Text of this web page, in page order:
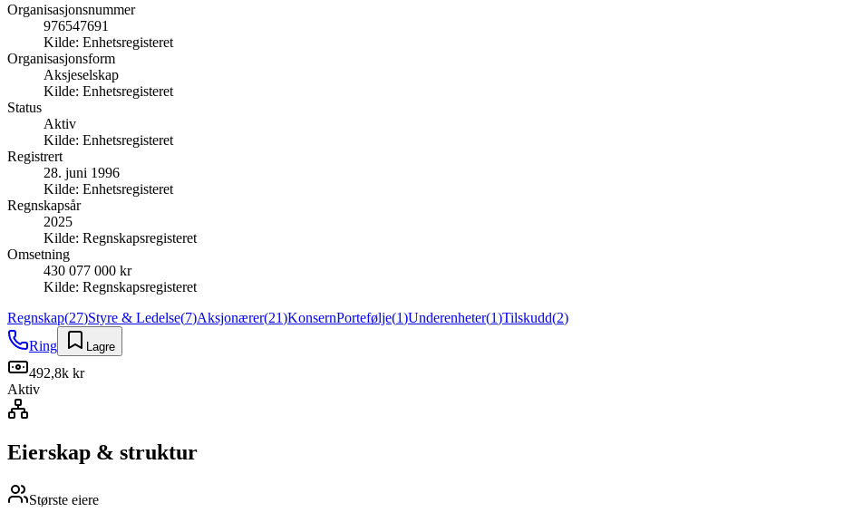
Organisasjonsnummer
976547691
Kilde: Enhetsregisteret
Organisasjonsform
Aksjeselskap
Kilde: Enhetsregisteret
Status
Aktiv
Kilde: Enhetsregisteret
Registrert
28. juni 1996
Kilde: Enhetsregisteret
Regnskapsår
2025
Kilde: Regnskapsregisteret
Omsetning
430 077 000 kr
Kilde: Regnskapsregisteret
Regnskap(27)Styre & Ledelse(7)Aksjonærer(21)KonsernPortefølje(1)Underenheter(1)Tilskudd(2)
Ring
Lagre
492,8k kr
Aktiv
Eierskap & struktur
Største eiere